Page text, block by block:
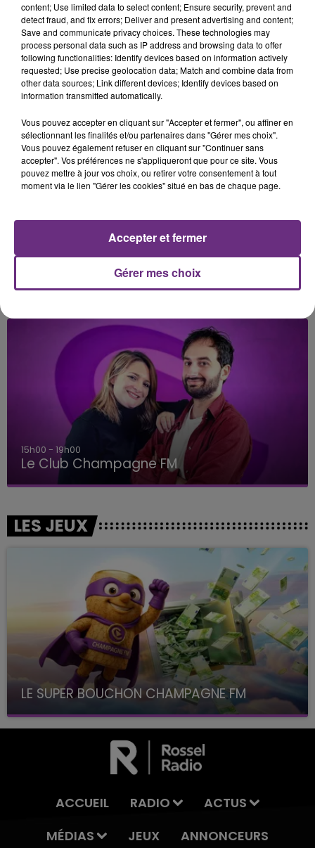
TAYLOR SWIFT
I Knew It, I Knew You
BRICE CONRAD
Oh La
9h04
9h04
ALEX WARREN
A L'ANTENNE
15h00 - 19h00
Le Club Champagne FM
LES JEUX
LE SUPER BOUCHON CHAMPAGNE FM
avec La Famille Champagne FM, à 8H10
ACCUEIL RADIO
ACTUS
MÉDIAS
JEUX ANNONCEURS
content; Use limited data to select content; Ensure security, prevent and
detect fraud, and fix errors; Deliver and present advertising and content;
Save and communicate privacy choices. These technologies may
process personal data such as IP address and browsing data to offer
following functionalities: Identify devices based on information actively
requested; Use precise geolocation data; Match and combine data from
other data sources; Link different devices; Identify devices based on
information transmitted automatically.
Vous pouvez accepter en cliquant sur "Accepter et fermer", ou affiner en
sélectionnant les finalités et/ou partenaires dans "Gérer mes choix".
Vous pouvez également refuser en cliquant sur "Continuer sans
accepter". Vos préférences ne s'appliqueront que pour ce site. Vous
pouvez mettre à jour vos choix, ou retirer votre consentement à tout
moment via le lien "Gérer les cookies" situé en bas de chaque page.
Gérer mes choix
Accepter et fermer